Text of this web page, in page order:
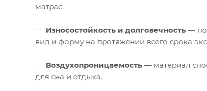
матрас.
Износостойкость и долговечность —
вид и форму на протяжении всего срока
Воздухопроницаемость — материал
для сна и отдыха.